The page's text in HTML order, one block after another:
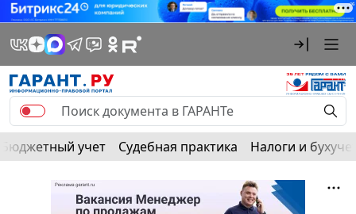
Бюджетный учет Судебная практика Налоги и